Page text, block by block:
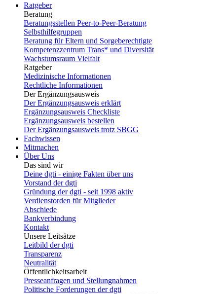
Ratgeber
Beratung
Beratungsstellen Peer-to-Peer-Beratung
Selbsthilfegruppen
Beratung für Eltern und Sorgeberechtigte
Kompetenzzentrum Trans* und Diversität
Wachstumsraum Vielfalt
Ratgeber
Medizinische Informationen
Rechtliche Informationen
Der Ergänzungsausweis
Der Ergänzungsausweis erklärt
Ergänzungsausweis Checkliste
Ergänzungsausweis bestellen
Der Ergänzungsausweis trotz SBGG
Fachwissen
Mitmachen
Über Uns
Das sind wir
Deine dgti - einige Fakten über uns
Vorstand der dgti
Gründung der dgti - seit 1998 aktiv
Verdienstorden für Mitglieder
Abschiede
Bankverbindung
Kontakt
Unsere Leitsätze
Leitbild der dgti
Transparenz
Neutralität
Öffentlichkeitsarbeit
Presseanfragen und Stellungnahmen
Politische Forderungen der dgti